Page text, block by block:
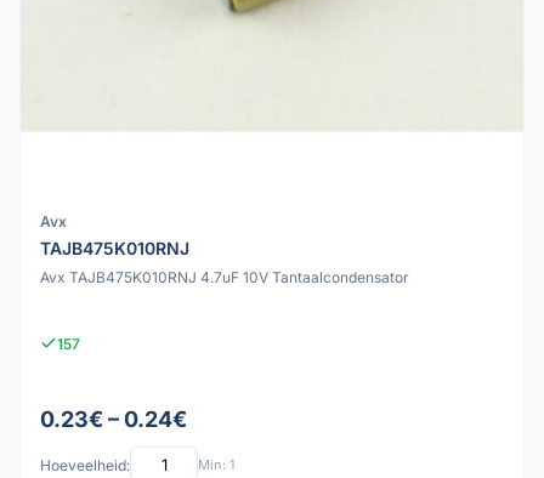
Avx
TAJB475K010RNJ
Avx TAJB475K010RNJ 4.7uF 10V Tantaalcondensator
157
0.23€ – 0.24€
Hoeveelheid: Min: 1